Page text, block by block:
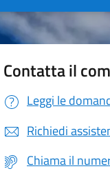
Contatta il
Leggi le
Richiedi
Chiama il